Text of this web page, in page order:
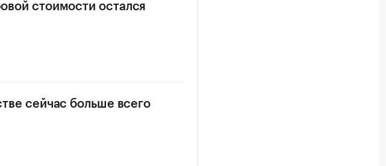
стоимости остался
сейчас больше всего